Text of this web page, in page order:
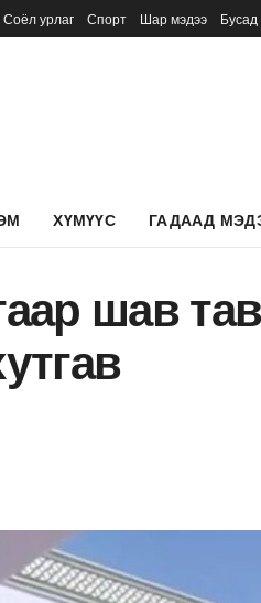
Соёл урлаг Спорт Шар мэдээ Бусад
ХҮМҮҮС ГАДААД
шав